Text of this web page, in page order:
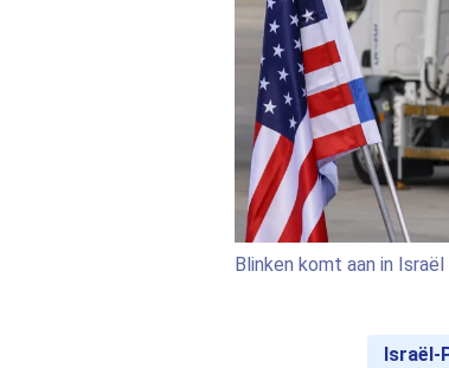
Blinken komt aan in Israël
Israël-